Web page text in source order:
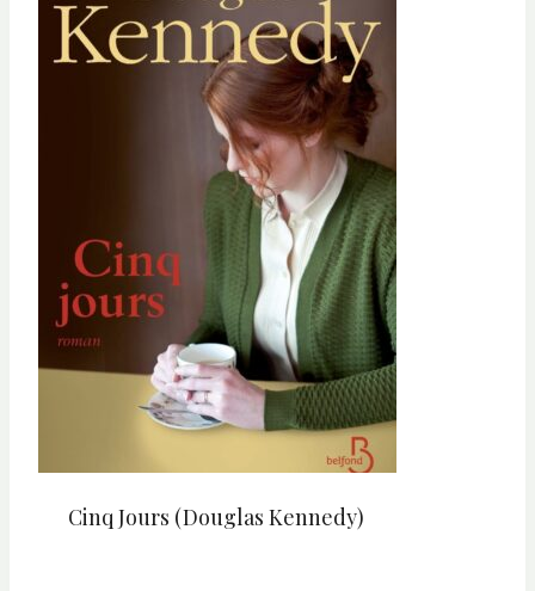
Cinq Jours (Douglas Kennedy)